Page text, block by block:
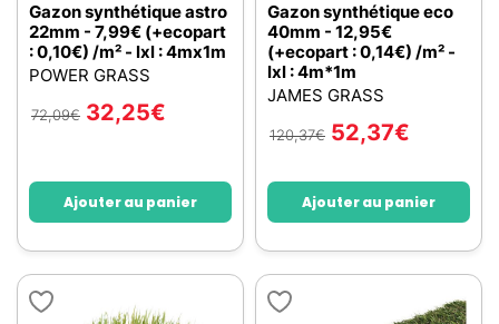
Gazon synthétique astro
22mm - 7,99€ (+ecopart
: 0,10€) /m² - lxl : 4mx1m
POWER GRASS
72,09€ 32,25€
Ajouter au panier
Gazon synthétique eco
40mm - 12,95€
(+ecopart : 0,14€) /m² -
lxl : 4m*1m
JAMES GRASS
120,37€ 52,37€
Ajouter au panier